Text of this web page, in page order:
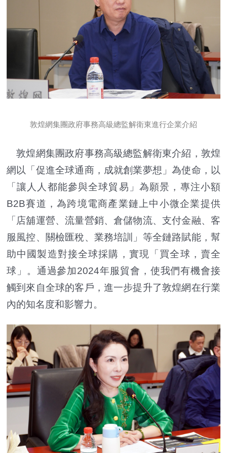
敦煌網集團政府事務高級總監解衛東進行企業介紹
敦煌網集團政府事務高級總監解衛東介紹，敦煌
網以「促進全球通商，成就創業夢想」為使命，以
「讓人人都能參與全球貿易」為願景，專注小額
B2B賽道，為跨境電商產業鏈上中小微企業提供
「店舖運營、流量營銷、倉儲物流、支付金融、客
服風控、關檢匯稅、業務培訓」等全鏈路賦能，幫
助中國製造對接全球採購，實現「買全球，賣全
球」。通過參加2024年服貿會，使我們有機會接
觸到來自全球的客戶，進一步提升了敦煌網在行業
內的知名度和影響力。